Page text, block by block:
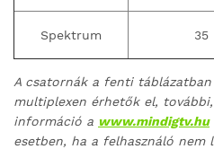
Spektrum 35
A csatornák a fenti
multiplexen érhetők el,
információ a www.mindigtv.hu
esetben, ha a felhasználó